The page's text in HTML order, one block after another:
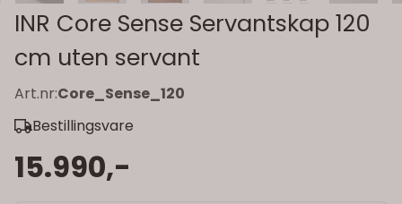
INR Core Sense Servantskap 120
cm uten servant
Art.nr:Core_Sense_120
Bestillingsvare
15.990,-